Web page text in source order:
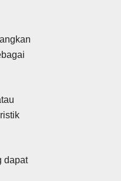
dapat